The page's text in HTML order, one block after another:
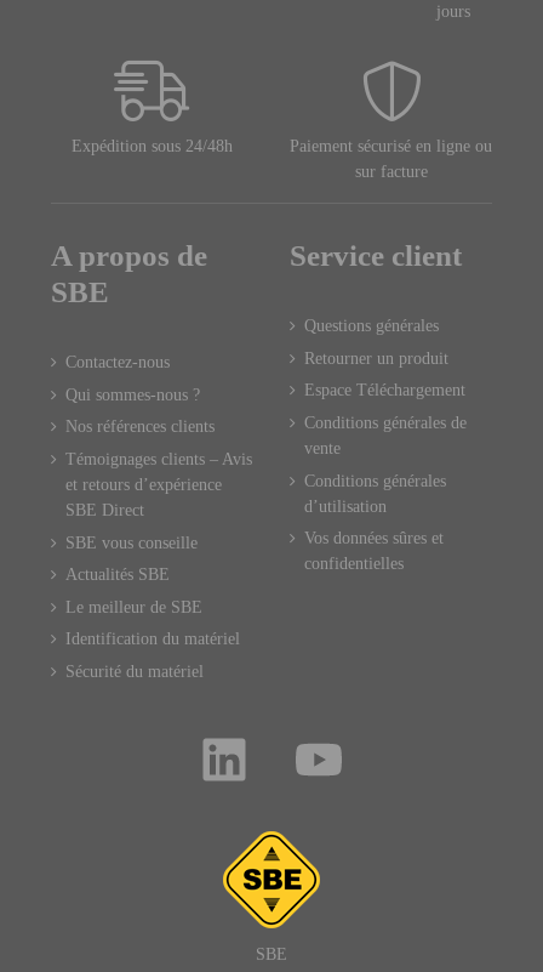
jours
Expédition sous 24/48h
Paiement sécurisé en ligne ou
sur facture
A propos de
SBE
Contactez-nous
Qui sommes-nous ?
Nos références clients
Témoignages clients – Avis
et retours d’expérience
SBE Direct
SBE vous conseille
Actualités SBE
Le meilleur de SBE
Identification du matériel
Sécurité du matériel
Service client
Questions générales
Retourner un produit
Espace Téléchargement
Conditions générales de
vente
Conditions générales
d’utilisation
Vos données sûres et
confidentielles
SBE